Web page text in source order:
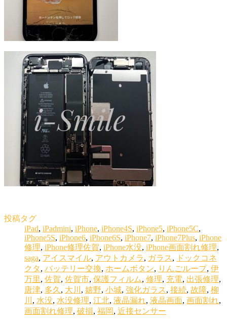
投稿タグ
iPad, iPadmini, iPhone, iPhone4S, iPhone5, iPhone5C,
iPhone5S, iPhone6, iPhone6S, iPhone7, iPhone7Plus, iPhone
修理, iPhone修理佐賀, iPhone水没, iPhone画面割れ修理,
saga, アイスマイル, アウトカメラ, ガラス, ドックコネ
クタ, バッテリー交換, ホームボタン, りんごループ, 伊
万里, 佐賀, 佐賀市, 保護フィルム, 修理, 充電, 出張修理,
唐津, 多久 , 大川 , 嬉野, 小城, 強化ガラス, 接続, 故障, 柳
川 , 水没, 水没修理, 江北, 液晶漏れ, 液晶画面, 画面割れ,
画面割れ修理, 破損, 福岡, 近接センサー